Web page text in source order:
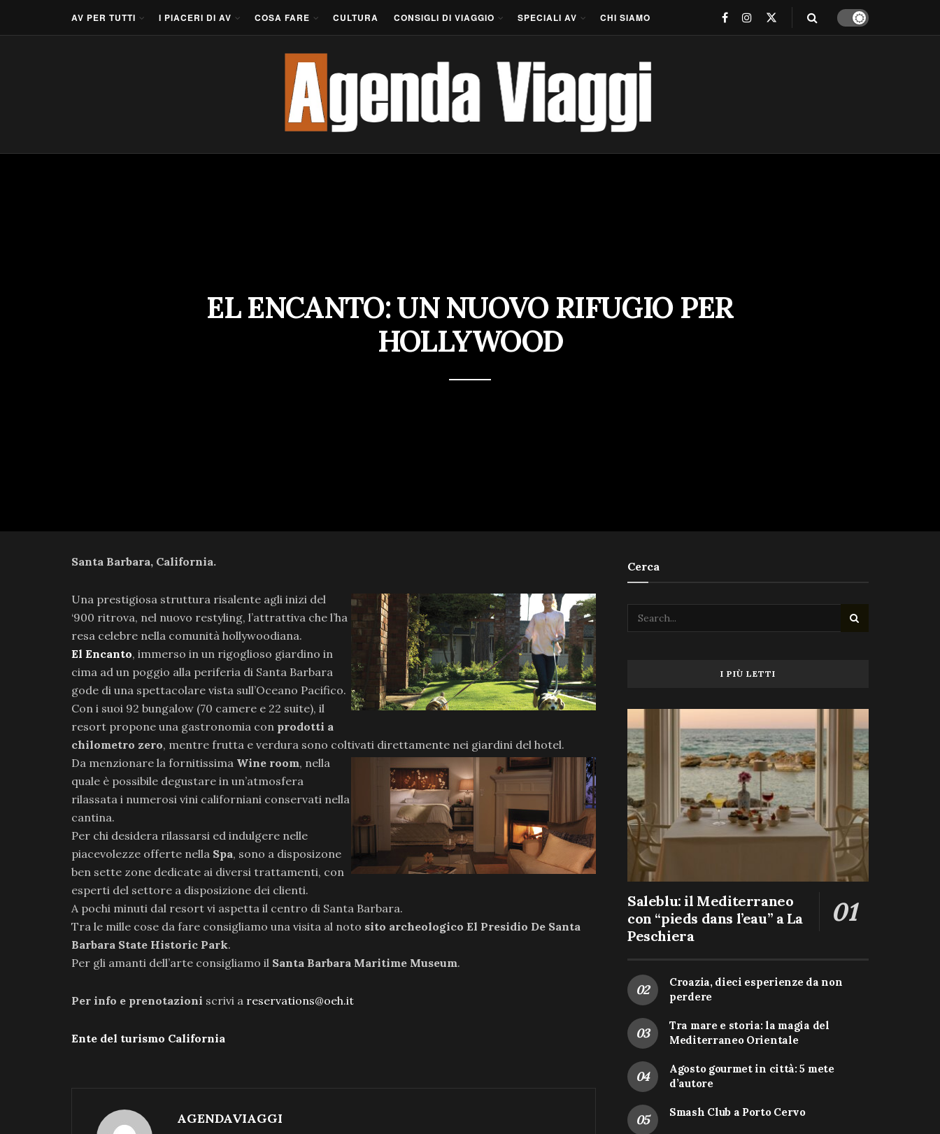
AV PER TUTTI I PIACERI DI AV COSA FARE CULTURA CONSIGLI DI VIAGGIO SPECIALI AV CHI SIAMO
EL ENCANTO: UN NUOVO RIFUGIO PER
HOLLYWOOD
Santa Barbara, California.
Una prestigiosa struttura risalente agli inizi del
‘900 ritrova, nel nuovo restyling, l’attrattiva che l’ha
resa celebre nella comunità hollywoodiana.
El Encanto, immerso in un rigoglioso giardino in
cima ad un poggio alla periferia di Santa Barbara
gode di una spettacolare vista sull’Oceano Pacifico.
Con i suoi 92 bungalow (70 camere e 22 suite), il
resort propone una gastronomia con prodotti a
chilometro zero, mentre frutta e verdura sono coltivati direttamente nei giardini del hotel.
Da menzionare la fornitissima Wine room, nella
quale è possibile degustare in un’atmosfera
rilassata i numerosi vini californiani conservati nella
cantina.
Per chi desidera rilassarsi ed indulgere nelle
piacevolezze offerte nella Spa, sono a disposizone
ben sette zone dedicate ai diversi trattamenti, con
esperti del settore a disposizione dei clienti.
A pochi minuti dal resort vi aspetta il centro di Santa Barbara.
Tra le mille cose da fare consigliamo una visita al noto sito archeologico El Presidio De Santa
Barbara State Historic Park.
Per gli amanti dell’arte consigliamo il Santa Barbara Maritime Museum.
Per info e prenotazioni scrivi a reservations@oeh.it
Ente del turismo California
AGENDAVIAGGI
Cerca
I PIÙ LETTI
Saleblu: il Mediterraneo
con “pieds dans l’eau” a La
Peschiera
Croazia, dieci esperienze da non
perdere
Tra mare e storia: la magia del
Mediterraneo Orientale
Agosto gourmet in città: 5 mete
d’autore
Smash Club a Porto Cervo